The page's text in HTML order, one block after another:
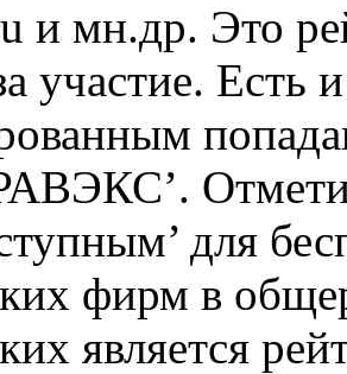
и мн.др. Это
участие. Есть
для
фирм в
является